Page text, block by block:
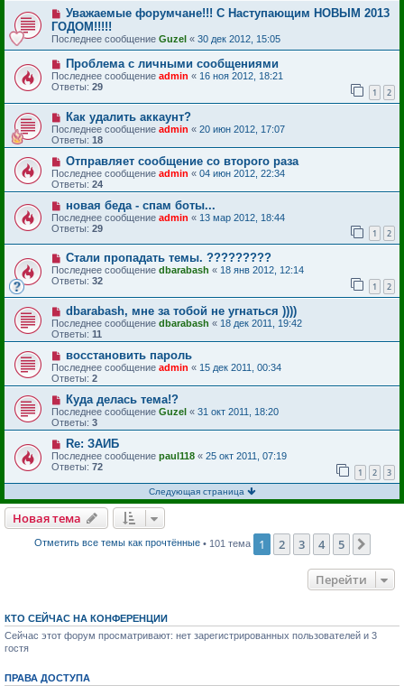
Уважаемые форумчане!!! С Наступающим НОВЫМ 2013
ГОДОМ!!!!!
Последнее сообщение Guzel « 30 дек 2012, 15:05
Проблема с личными сообщениями
Последнее сообщение admin « 16 ноя 2012, 18:21
Ответы: 29 1 2
Как удалить аккаунт?
Последнее сообщение admin « 20 июн 2012, 17:07
Ответы: 18
Отправляет сообщение со второго раза
Последнее сообщение admin « 04 июн 2012, 22:34
Ответы: 24
новая беда - спам боты...
Последнее сообщение admin « 13 мар 2012, 18:44
Ответы: 29 1 2
Стали пропадать темы. ?????????
Последнее сообщение dbarabash « 18 янв 2012, 12:14
Ответы: 32 1 2
dbarabash, мне за тобой не угнаться ))))
Последнее сообщение dbarabash « 18 дек 2011, 19:42
Ответы: 11
восстановить пароль
Последнее сообщение admin « 15 дек 2011, 00:34
Ответы: 2
Куда делась тема!?
Последнее сообщение Guzel « 31 окт 2011, 18:20
Ответы: 3
Re: ЗАИБ
Последнее сообщение paul118 « 25 окт 2011, 07:19
Ответы: 72 1 2 3
Следующая страница
Новая тема
Отметить все темы как прочтённые• 101 тема 1 2 3 4 5
Перейти
КТО СЕЙЧАС НА КОНФЕРЕНЦИИ
Сейчас этот форум просматривают: нет зарегистрированных пользователей и 3
гостя
ПРАВА ДОСТУПА